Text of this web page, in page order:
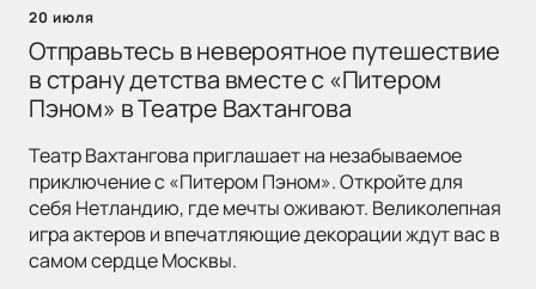
20 июля
Отправьтесь в невероятное путешествие
в страну детства вместе с «Питером
Пэном» в Театре Вахтангова
Театр Вахтангова приглашает на незабываемое
приключение с «Питером Пэном». Откройте для
себя Нетландию, где мечты оживают. Великолепная
игра актеров и впечатляющие декорации ждут вас в
самом сердце Москвы.